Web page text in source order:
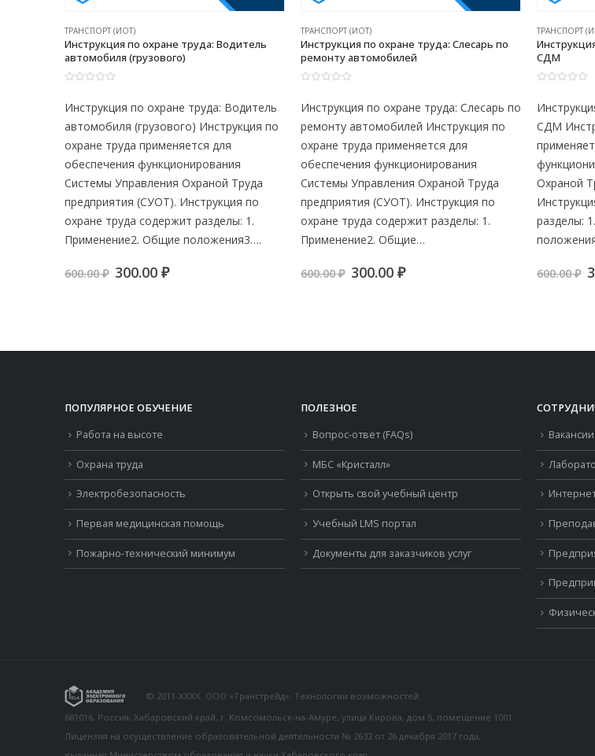
ТРАНСПОРТ (ИОТ)
Инструкция по охране труда: Слесарь по
ремонту автомобилей
Инструкция по охране труда: Слесарь по
ремонту автомобилей Инструкция по
охране труда применяется для
обеспечения функционирования
Системы Управления Охраной Труда
предприятия (СУОТ). Инструкция по
охране труда содержит разделы: 1.
Применение2. Общие…
600.00₽ Первоначальная
300.00₽
ТРАНСПОРТ (ИОТ)
Инструкция по охране труда: Машинист
СДМ
Инструкция по охране труда: Машинист
СДМ Инструкция по охране труда
применяется для обеспечения
функционирования Системы Управления
Охраной Труда предприятия (СУОТ).
Инструкция по охране труда содержит
разделы: 1. Применение2. Общие
положения3. Обязанности…
600.00₽ Первоначальная
300.00₽
ТРАНСПОРТ
охране
Системы
охране
ПОПУЛЯРНОЕ ОБУЧЕНИЕ
Работа на высоте
Охрана труда
Электробезопасность
Первая медицинская помощь
Пожарно-технический минимум
ПОЛЕЗНОЕ
Вопрос-ответ (FAQs)
МБС «Кристалл»
Открыть свой учебный центр
Учебный LMS портал
Документы для заказчиков услуг
Вакансии
© 2011-XXXX. ООО «Транстрейд». Технологии возможностей.
681016, Россия, Хабаровский край, г. Комсомольск-на-Амуре, улица Кирова, дом 5, помещение 1001.
Лицензия на осуществление образовательной деятельности № 2632 от 26 декабря 2017 года,